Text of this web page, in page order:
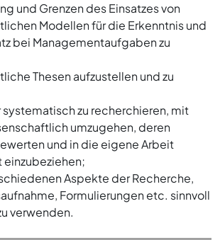
und Grenzen des Einsatzes von
Modellen für die Erkenntnis und
bei Managementaufgaben zu
Thesen aufzustellen und zu
systematisch zu recherchieren, mit
umzugehen, deren
und in die eigene Arbeit
Aspekte der Recherche,
Formulierungen etc. sinnvoll
verwenden.